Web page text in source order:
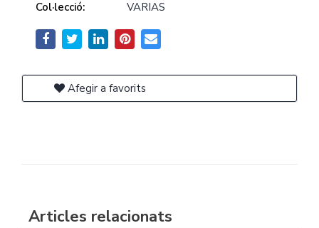
Col·lecció:
VARIAS
Afegir a favorits
Articles relacionats